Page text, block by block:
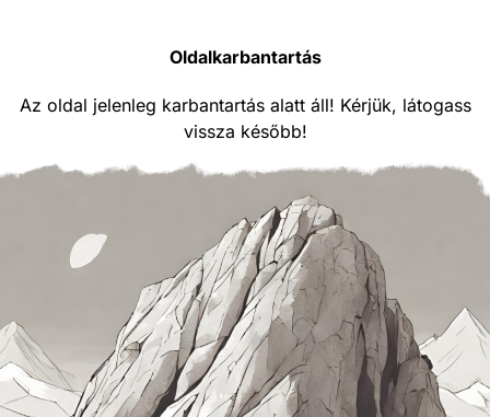
Oldalkarbantartás
Az oldal jelenleg karbantartás alatt áll! Kérjük, látogass
vissza később!